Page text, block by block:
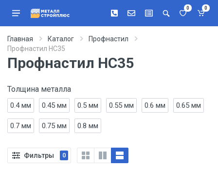
0 0
Главная Каталог
Профнастил
Профнастил НС35
Профнастил НС35
Толщина металла
0.4 мм 0.45 мм 0.5 мм 0.55 мм 0.6 мм 0.65 мм
0.7 мм 0.75 мм 0.8 мм
Фильтры 0